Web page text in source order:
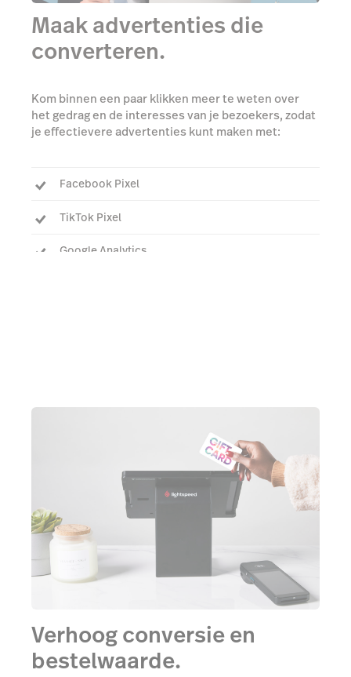
Maak advertenties die
converteren.
Kom binnen een paar klikken meer te weten over
het gedrag en de interesses van je bezoekers, zodat
je effectievere advertenties kunt maken met:
Facebook Pixel
TikTok Pixel
Google Analytics
Verhoog conversie en
bestelwaarde.